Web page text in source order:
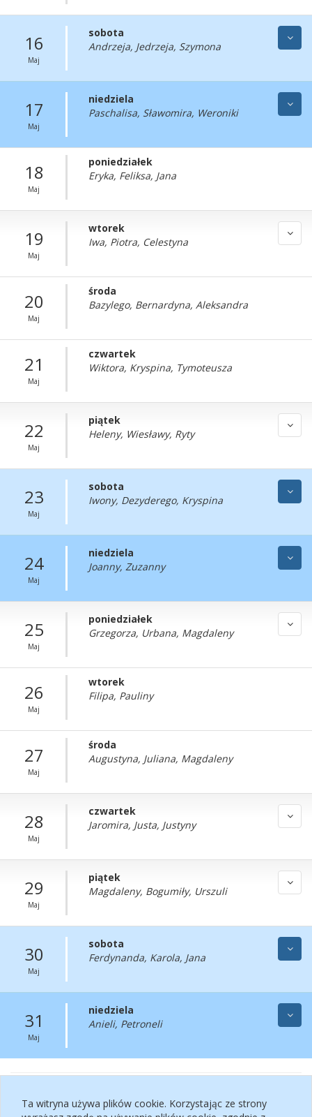
16
Maj
sobota
Andrzeja, Jedrzeja, Szymona
17
Maj
niedziela
Paschalisa, Sławomira, Weroniki
18
Maj
poniedziałek
Eryka, Feliksa, Jana
19
Maj
wtorek
Iwa, Piotra, Celestyna
20
Maj
środa
Bazylego, Bernardyna, Aleksandra
21
Maj
czwartek
Wiktora, Kryspina, Tymoteusza
22
Maj
piątek
Heleny, Wiesławy, Ryty
23
Maj
sobota
Iwony, Dezyderego, Kryspina
24
Maj
niedziela
Joanny, Zuzanny
25
Maj
poniedziałek
Grzegorza, Urbana, Magdaleny
26
Maj
wtorek
Filipa, Pauliny
27
Maj
środa
Augustyna, Juliana, Magdaleny
28
Maj
czwartek
Jaromira, Justa, Justyny
29
Maj
piątek
Magdaleny, Bogumiły, Urszuli
30
Maj
sobota
Ferdynanda, Karola, Jana
31
Maj
niedziela
Anieli, Petroneli
Powrót na start
Ta witryna używa plików cookie. Korzystając ze strony